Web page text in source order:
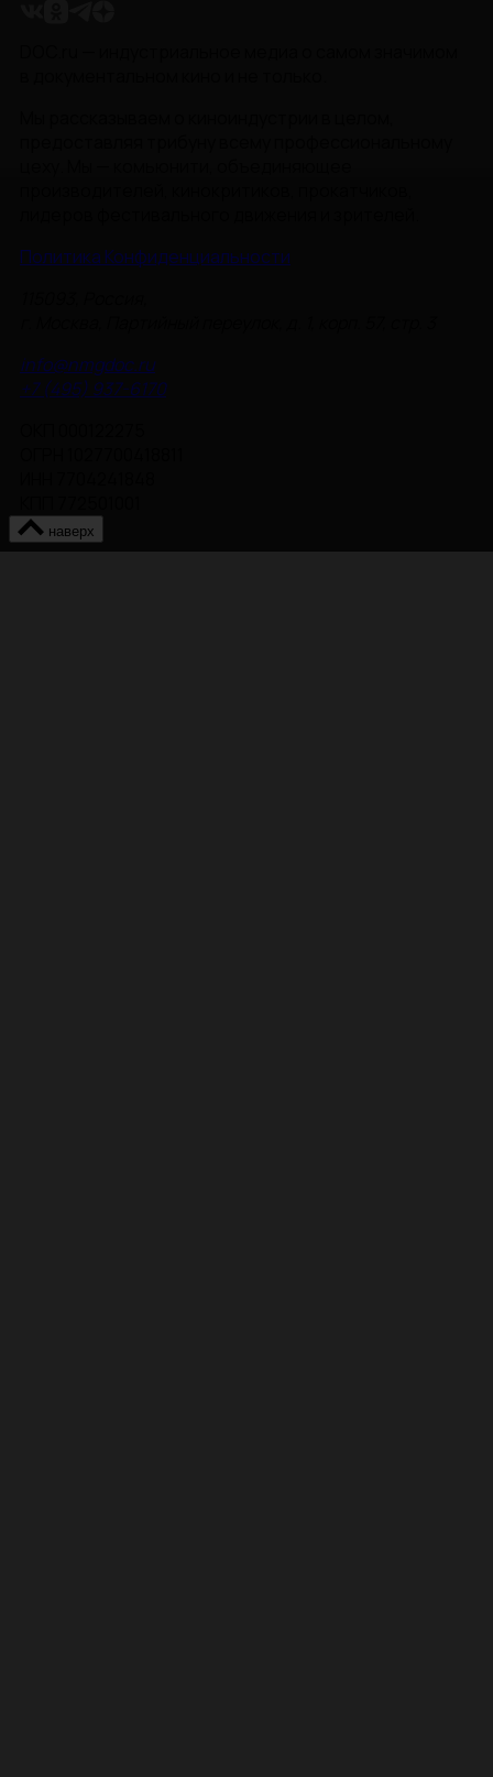
Политика Конфиденциальности
info@nmgdoc.ru
+7 (495) 937-6170
наверх